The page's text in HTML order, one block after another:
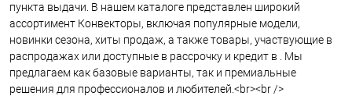
пункта выдачи. В нашем каталоге представлен широкий
ассортимент Конвекторы, включая популярные модели,
новинки сезона, хиты продаж, а также товары, участвующие в
распродажах или доступные в рассрочку и кредит в . Мы
предлагаем как базовые варианты, так и премиальные
решения для профессионалов и любителей.<br><br />